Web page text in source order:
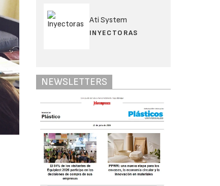
Ati System
INYECTORAS
NEWSLETTERS